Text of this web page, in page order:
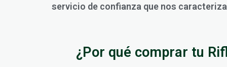
servicio de confianza que nos
¿Por qué comprar tu